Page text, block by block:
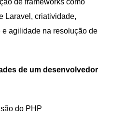
de frameworks como
Laravel, criatividade,
agilidade na resolução de
de um desenvolvedor
do PHP